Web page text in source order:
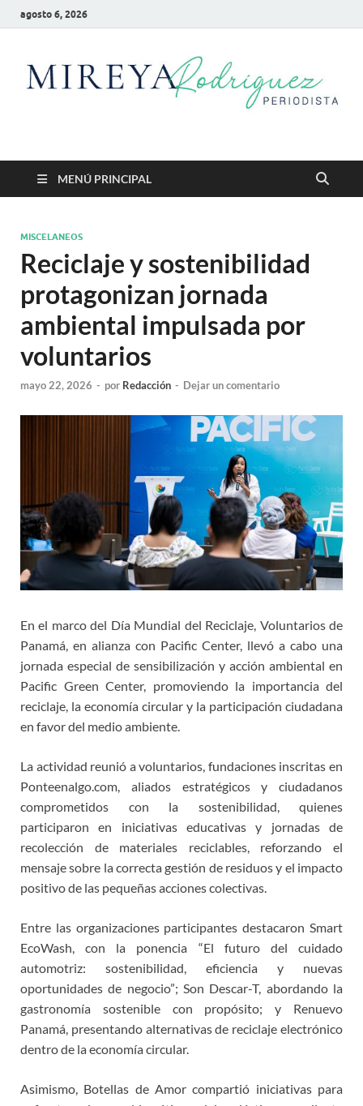
agosto 6, 2026
Mireya Rodriguez
MENÚ PRINCIPAL
MISCELANEOS
Reciclaje y sostenibilidad
protagonizan jornada
ambiental impulsada por
voluntarios
mayo 22, 2026 - por Redacción - Dejar un comentario
En el marco del Día Mundial del Reciclaje, Voluntarios de
Panamá, en alianza con Pacific Center, llevó a cabo una
jornada especial de sensibilización y acción ambiental en
Pacific Green Center, promoviendo la importancia del
reciclaje, la economía circular y la participación ciudadana
en favor del medio ambiente.
La actividad reunió a voluntarios, fundaciones inscritas en
Ponteenalgo.com, aliados estratégicos y ciudadanos
comprometidos con la sostenibilidad, quienes
participaron en iniciativas educativas y jornadas de
recolección de materiales reciclables, reforzando el
mensaje sobre la correcta gestión de residuos y el impacto
positivo de las pequeñas acciones colectivas.
Entre las organizaciones participantes destacaron Smart
EcoWash, con la ponencia “El futuro del cuidado
automotriz: sostenibilidad, eficiencia y nuevas
oportunidades de negocio”; Son Descar-T, abordando la
gastronomía sostenible con propósito; y Renuevo
Panamá, presentando alternativas de reciclaje electrónico
dentro de la economía circular.
Asimismo, Botellas de Amor compartió iniciativas para